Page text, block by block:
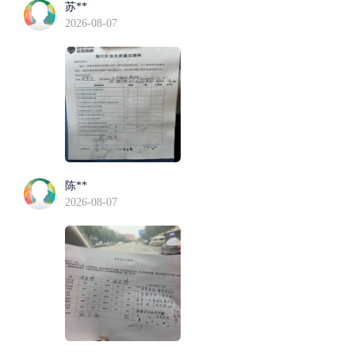
苏**
2026-08-07
陈**
2026-08-07